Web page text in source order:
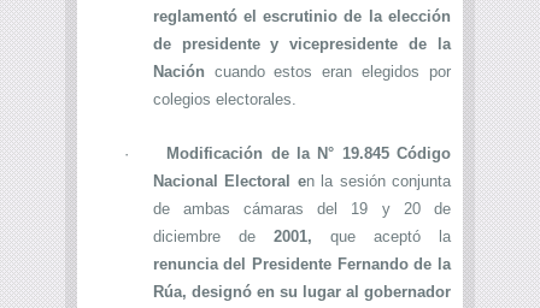
reglamentó el escrutinio de la elección
de presidente y vicepresidente de la
Nación cuando estos eran elegidos por
colegios electorales.
·
Modificación de la N° 19.845 Código
Nacional Electoral en la sesión conjunta
de ambas cámaras del 19 y 20 de
diciembre de 2001, que aceptó la
renuncia del Presidente Fernando de la
Rúa, designó en su lugar al gobernador